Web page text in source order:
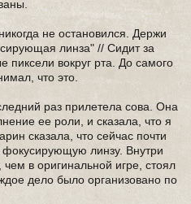
не остановился. Держи
линза" // Сидит за
пиксели вокруг рта. До самого
что это.
раз прилетела сова. Она
ее роли, и сказала, что я
сказала, что сейчас почти
линзу. Внутри
в оригинальной игре, стоял
дело было организовано по